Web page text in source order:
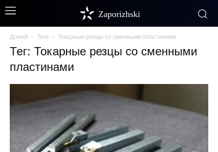
Zaporizhski
Домой Теги Токарные резцы со сменными пластинами
Тег: Токарные резцы со сменными
пластинами